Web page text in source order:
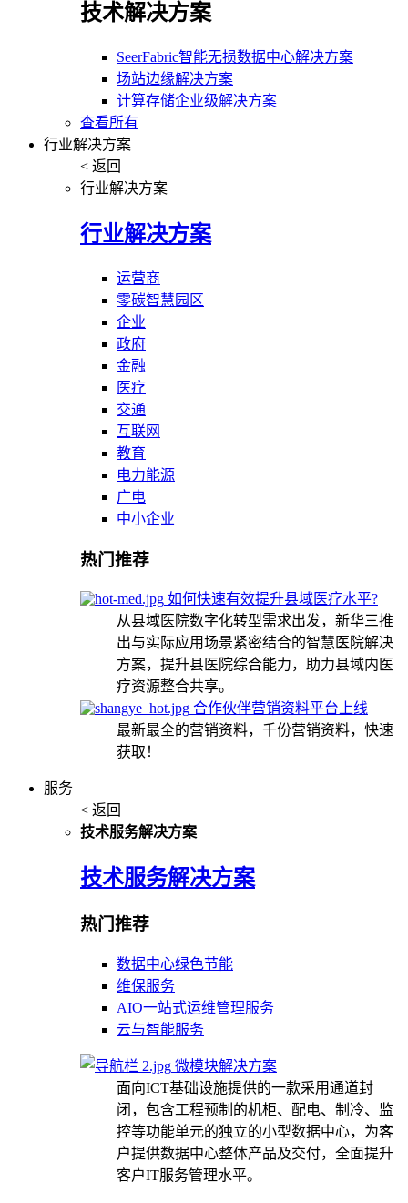
技术解决方案
SeerFabric智能无损数据中心解决方案
场站边缘解决方案
计算存储企业级解决方案
查看所有
行业解决方案
< 返回
行业解决方案
行业解决方案
运营商
零碳智慧园区
企业
政府
金融
医疗
交通
互联网
教育
电力能源
广电
中小企业
热门推荐
如何快速有效提升县域医疗水平?
从县域医院数字化转型需求出发，新华三推
出与实际应用场景紧密结合的智慧医院解决
方案，提升县医院综合能力，助力县域内医
疗资源整合共享。
合作伙伴营销资料平台上线
最新最全的营销资料，千份营销资料，快速
获取！
服务
< 返回
技术服务解决方案
技术服务解决方案
热门推荐
数据中心绿色节能
维保服务
AIO一站式运维管理服务
云与智能服务
微模块解决方案
面向ICT基础设施提供的一款采用通道封
闭，包含工程预制的机柜、配电、制冷、监
控等功能单元的独立的小型数据中心，为客
户提供数据中心整体产品及交付，全面提升
客户IT服务管理水平。